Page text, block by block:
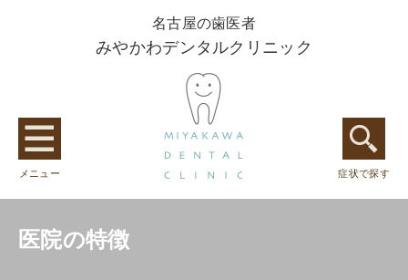
名古屋の歯医者
みやかわデンタルクリニック
メニュー 症状で探す
医院の特徴